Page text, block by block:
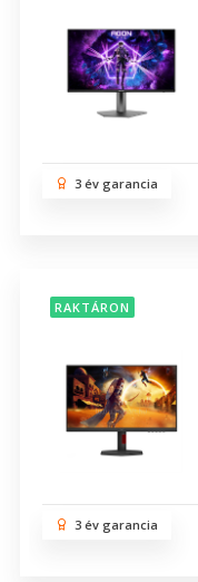
3 év garancia
RAKTÁRON
3 év garancia